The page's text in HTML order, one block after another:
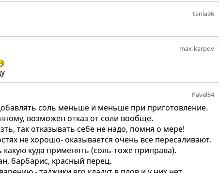
tania96
max-karpov
Pavel84
соль меньше и меньше при приготовление.
возможен отказ от соли вообще.
так отказывать себе не надо, помня о мере!
не хорошо- оказывается очень все пересаливают.
куда применять (соль-тоже приправа).
барбарис, красный перец.